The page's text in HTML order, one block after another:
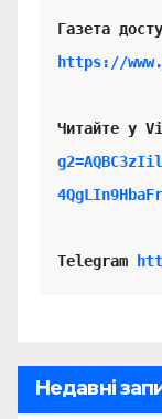
https://
Читайте у
Telegram
Недавні